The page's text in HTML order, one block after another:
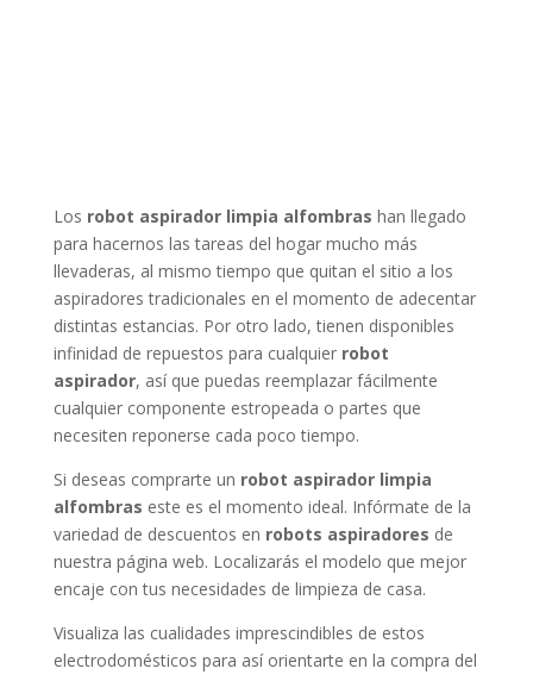
Los robot aspirador limpia alfombras han llegado
para hacernos las tareas del hogar mucho más
llevaderas, al mismo tiempo que quitan el sitio a los
aspiradores tradicionales en el momento de adecentar
distintas estancias. Por otro lado, tienen disponibles
infinidad de repuestos para cualquier robot
aspirador, así que puedas reemplazar fácilmente
cualquier componente estropeada o partes que
necesiten reponerse cada poco tiempo.
Si deseas comprarte un robot aspirador limpia
alfombras este es el momento ideal. Infórmate de la
variedad de descuentos en robots aspiradores de
nuestra página web. Localizarás el modelo que mejor
encaje con tus necesidades de limpieza de casa.
Visualiza las cualidades imprescindibles de estos
electrodomésticos para así orientarte en la compra del